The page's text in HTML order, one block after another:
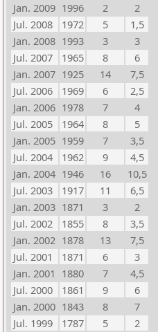
Jan. 2009 1996 2
2
Jul. 2008
1972 5
1,5
Jan. 2008 1993 3
3
Jul. 2007
1965 8
6
Jan. 2007 1925 14
7,5
Jul. 2006
1969 6
2,5
Jan. 2006 1978 7
4
Jul. 2005
1964 8
5
Jan. 2005 1959 7
3,5
Jul. 2004
1962 9
4,5
Jan. 2004 1946 16
10,5
Jul. 2003
1917 11
6,5
Jan. 2003 1871 3
2
Jul. 2002
1855 8
3,5
Jan. 2002 1878 13
7,5
Jul. 2001
1871 6
3
Jan. 2001 1880 7
4,5
Jul. 2000
1861 9
6
Jan. 2000 1843 8
7
Jul. 1999
1787 5
2